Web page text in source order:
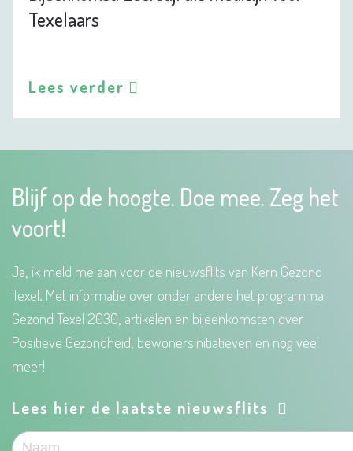
Texelaars
Lees verder
Blijf op de hoogte. Doe mee. Zeg het
voort!
Ja, ik meld me aan voor de nieuwsflits van Kern Gezond
Texel. Met informatie over onder andere het programma
Gezond Texel 2030, artikelen en bijeenkomsten over
Positieve Gezondheid, bewonersinitiatieven en nog veel
meer!
Lees hier de laatste nieuwsflits